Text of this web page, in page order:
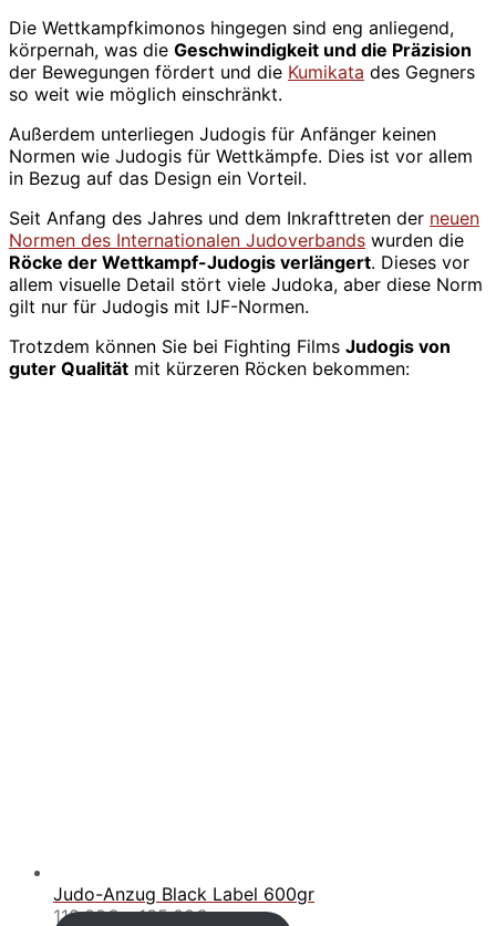
Die Wettkampfkimonos hingegen sind eng anliegend,
körpernah, was die Geschwindigkeit und die Präzision
der Bewegungen fördert und die Kumikata des Gegners
so weit wie möglich einschränkt.
Außerdem unterliegen Judogis für Anfänger keinen
Normen wie Judogis für Wettkämpfe. Dies ist vor allem
in Bezug auf das Design ein Vorteil.
Seit Anfang des Jahres und dem Inkrafttreten der neuen
Normen des Internationalen Judoverbands wurden die
Röcke der Wettkampf-Judogis verlängert. Dieses vor
allem visuelle Detail stört viele Judoka, aber diese Norm
gilt nur für Judogis mit IJF-Normen.
Trotzdem können Sie bei Fighting Films Judogis von
guter Qualität mit kürzeren Röcken bekommen:
Judo-Anzug Black Label 600gr
110.00€ –135.00€Preisspanne: